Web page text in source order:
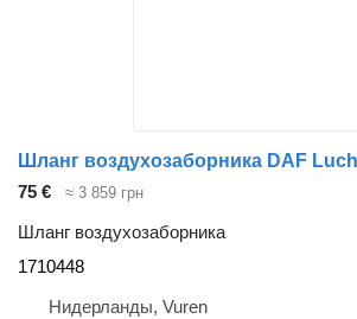
75 € ≈ 3 859 грн
Шланг воздухозаборника
1710448
Нидерланды, Vuren